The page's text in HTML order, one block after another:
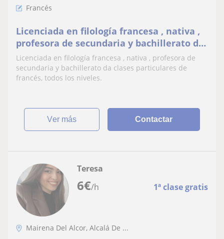
Francés
Licenciada en filología francesa , nativa ,
profesora de secundaria y bachillerato da
clases particulares de francés, todos los
niveles
Licenciada en filología francesa , nativa , profesora de
secundaria y bachillerato da clases particulares de
francés, todos los niveles.
ver más Contactar
6€/h 1ª clase gratis
Teresa
Mairena Del Alcor, Alcalá De ...